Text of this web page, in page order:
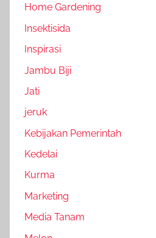
Home Gardening
Insektisida
Inspirasi
Jambu Biji
Jati
jeruk
Kebijakan Pemerintah
Kedelai
Kurma
Marketing
Media Tanam